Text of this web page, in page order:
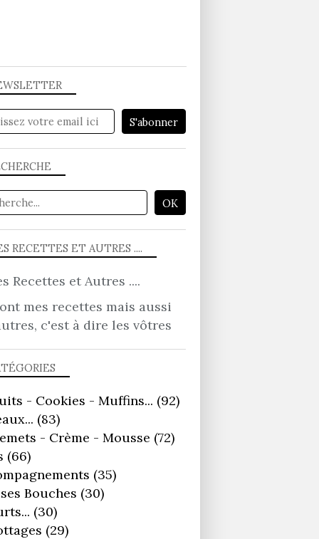
ACCOMPAGNEMENTS
ACCOMPAGNEMENTS
RECETTES ET AUTRES ....
mes recettes mais aussi
c'est à dire les vôtres
- Cookies - Muffins... (92)
(83)
- Crème - Mousse (72)
(66)
(35)
Bouches (30)
(30)
(29)